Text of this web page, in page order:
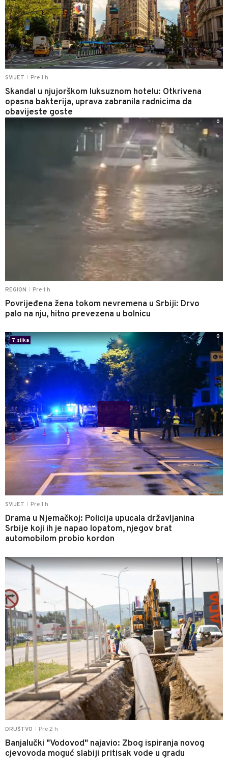
SVIJET Pre 1 h
Skandal u njujorškom luksuznom hotelu: Otkrivena
opasna bakterija, uprava zabranila radnicima da
obavijeste goste
REGION Pre 1 h
Povrijeđena žena tokom nevremena u Srbiji: Drvo
palo na nju, hitno prevezena u bolnicu
0
SVIJET Pre 1 h
Drama u Njemačkoj: Policija upucala državljanina
Srbije koji ih je napao lopatom, njegov brat
automobilom probio kordon
7 slika
0
DRUŠTVO Pre 2 h
Banjalučki "Vodovod" najavio: Zbog ispiranja novog
cjevovoda moguć slabiji pritisak vode u gradu
0